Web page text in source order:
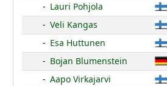
- Lauri Pohjola
- Veli Kangas
- Esa Huttunen
- Bojan Blumenstein
- Aapo Virkajarvi